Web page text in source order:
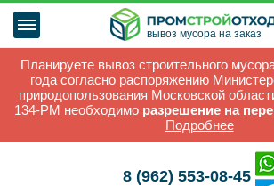
Планируете вывоз строительного
года согласно распоряжению
природопользования Московской
134-РМ необходимо разрешение на
Подробнее
вывоз мусора на заказ
8 (962) 553-08-45